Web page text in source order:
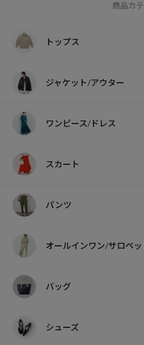
や不当な修理・改造によるおよび損
オンラインショップにてご購入い
年月日」「購入店印」はございません
いる「購入明細書兼領収書」が購入
「保証書」とともに「購入明細書兼
ご提示ください。
ブランド説明
オルテラインとは、「all」 と 「
語。常に最新技術の応用に挑み、未
する「デサント」の新カテゴリーで
人に向けて発信するスポーツウェ
商品カ
トップス
ジャケット/アウター
ワンピース/ドレス
スカート
パンツ
オールインワン/サロペッ
バッグ
シューズ